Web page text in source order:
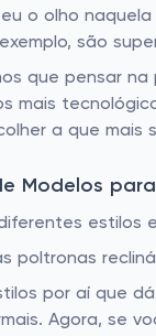
o olho
são
que pensar
mais
a que
Modelos
estilos
poltronas
por aí que
Agora, se